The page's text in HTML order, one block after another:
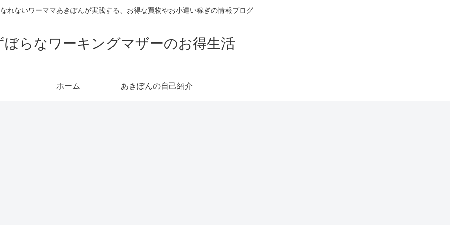
れないワーママあきぽんが実践する、お得な買物やお小遣い稼ぎの情報ブログ
ぼらなワーキングマザーのお得生活
ホーム あきぽんの自己紹介